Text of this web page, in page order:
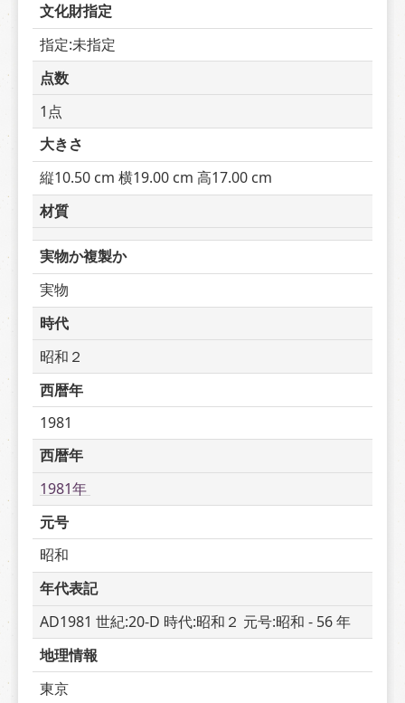
文化財指定
指定:未指定
点数
1点
大きさ
縦10.50 cm 横19.00 cm 高17.00 cm
材質
実物か複製か
実物
時代
昭和２
西暦年
1981
西暦年
1981年
元号
昭和
年代表記
AD1981 世紀:20-D 時代:昭和２ 元号:昭和 - 56 年
地理情報
東京